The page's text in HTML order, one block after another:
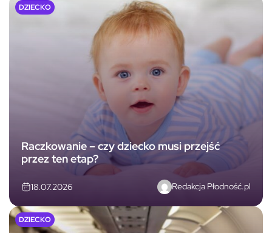
Raczkowanie – czy dziecko musi przejść
przez ten etap?
18.07.2026 Redakcja Płodność.pl
DZIECKO
DZIECKO